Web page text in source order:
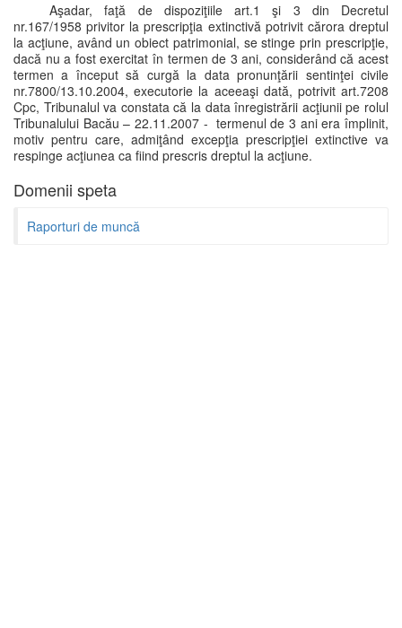
Aşadar, faţă de dispoziţiile art.1 şi 3 din Decretul
nr.167/1958 privitor la prescripţia extinctivă potrivit cărora dreptul
la acţiune, având un obiect patrimonial, se stinge prin prescripţie,
dacă nu a fost exercitat în termen de 3 ani, considerând că acest
termen a început să curgă la data pronunţării sentinţei civile
nr.7800/13.10.2004, executorie la aceeaşi dată, potrivit art.7208
Cpc, Tribunalul va constata că la data înregistrării acţiunii pe rolul
Tribunalului Bacău – 22.11.2007 - termenul de 3 ani era împlinit,
motiv pentru care, admiţând excepţia prescripţiei extinctive va
respinge acţiunea ca fiind prescris dreptul la acţiune.
Domenii speta
Raporturi de muncă